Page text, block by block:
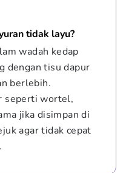
tidak layu?
wadah kedap
dengan tisu dapur
berlebih.
seperti wortel,
jika disimpan di
agar tidak cepat